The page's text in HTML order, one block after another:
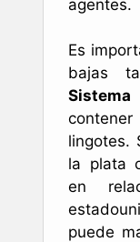
agentes.
Es
bajas
lingotes.
la plata
en
puede